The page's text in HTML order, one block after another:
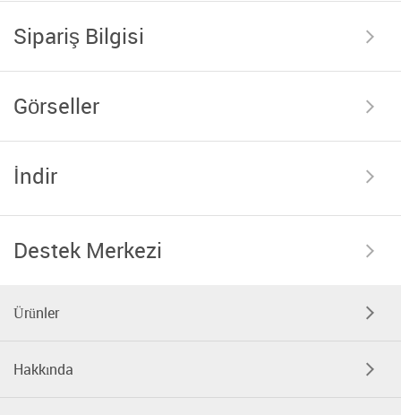
Sipariş Bilgisi
Görseller
İndir
Destek Merkezi
Ürünler
Hakkında